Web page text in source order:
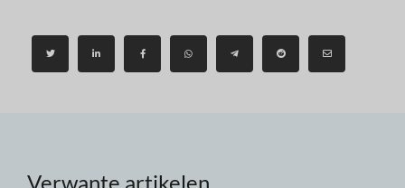
Verwante artikelen